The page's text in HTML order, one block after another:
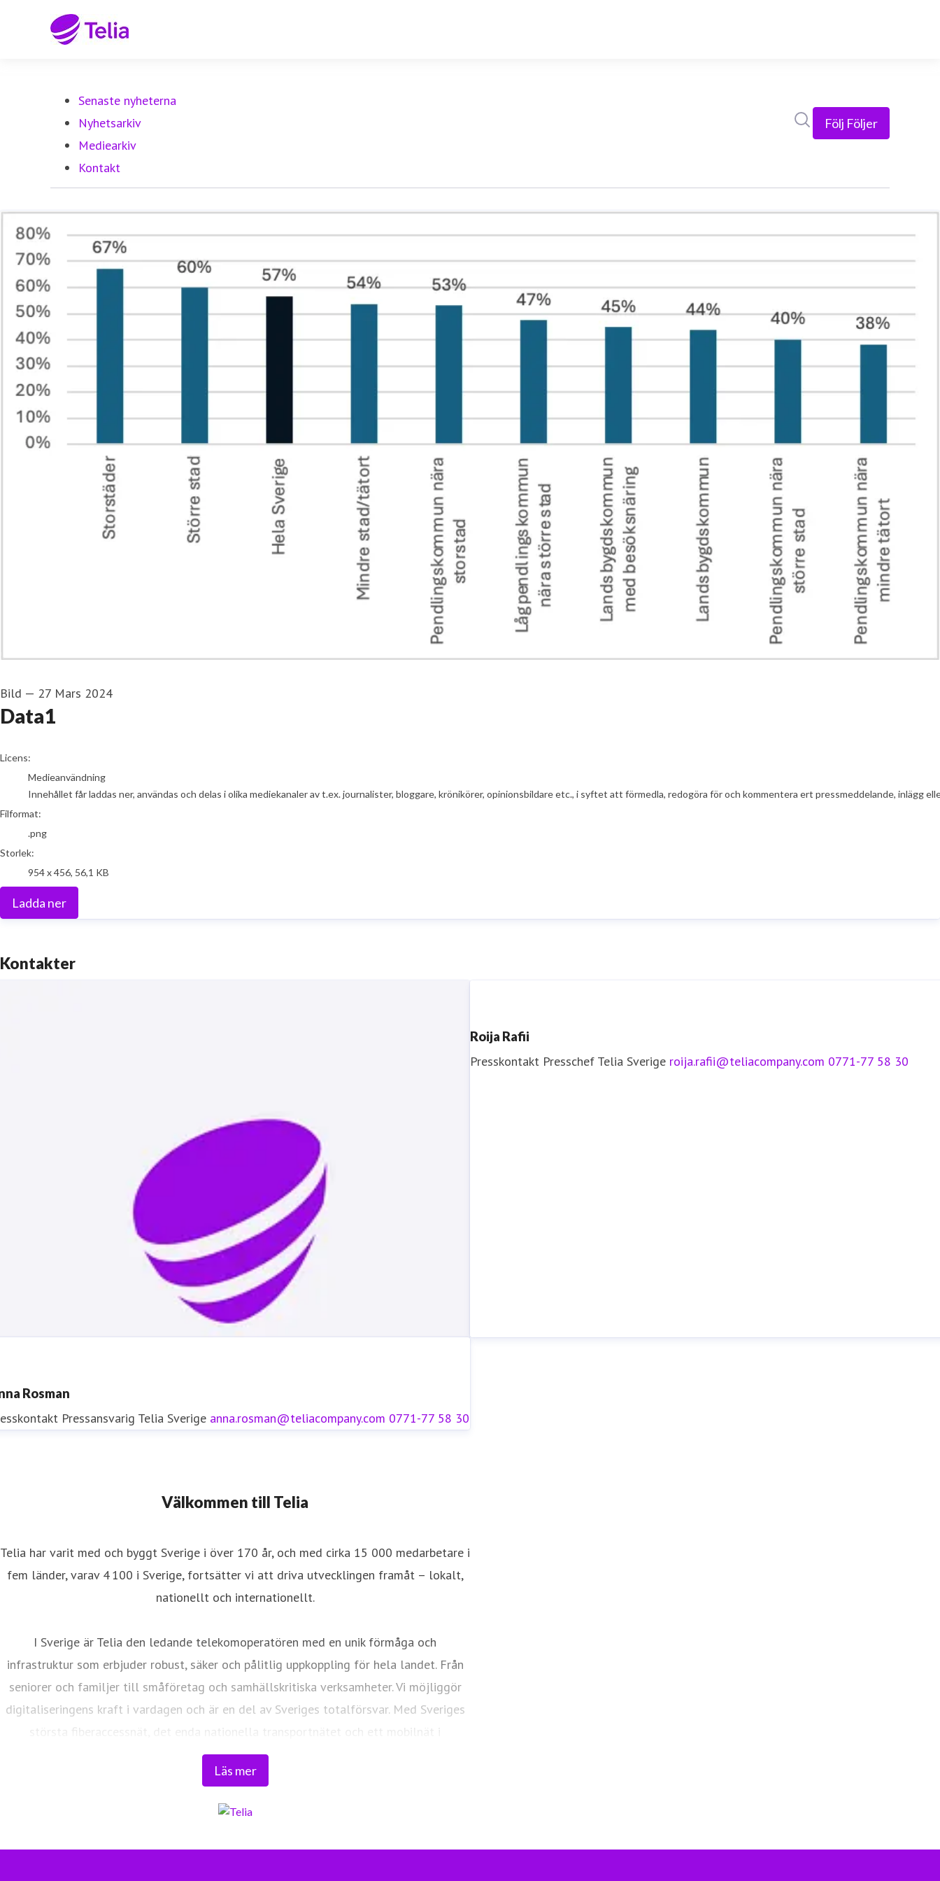
Senaste nyheterna
Nyhetsarkiv
Mediearkiv
Kontakt
Följ Följer
Bild — 27 Mars 2024
Data1
go to media item
Licens:
Medieanvändning
Innehållet får laddas ner, användas och delas i olika mediekanaler av t.ex. journalister, bloggare, krönikörer, opinionsbildare etc., i syftet att förmedla, redogöra för och kommentera ert pressmeddelande,
Filformat:
.png
Storlek:
954 x 456, 56,1 KB
Ladda ner
Kontakter
Roija Rafii
Presskontakt Presschef Telia Sverige roija.rafii@teliacompany.com 0771-77 58 30
Rosman
Pressansvarig Telia Sverige anna.rosman@teliacompany.com 0771-77 58 30
Välkommen till Telia
Läs mer
Telia har varit med och byggt Sverige i över 170 år, och med cirka 15 000 medarbetare i
fem länder, varav 4 100 i Sverige, fortsätter vi att driva utvecklingen framåt – lokalt,
nationellt och internationellt.
I Sverige är Telia den ledande telekomoperatören med en unik förmåga och
infrastruktur som erbjuder robust, säker och pålitlig uppkoppling för hela landet. Från
seniorer och familjer till småföretag och samhällskritiska verksamheter. Vi möjliggör
digitaliseringens kraft i vardagen och är en del av Sveriges totalförsvar. Med Sveriges
största fiberaccessnät, det enda nationella transportnätet och ett mobilnät i
världsklass skapar vi en enklare, smartare och mer meningsfull vardag och framtid.